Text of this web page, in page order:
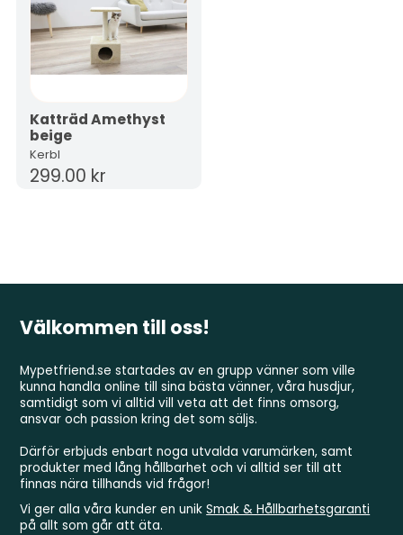
Katträd Amethyst
beige
Kerbl
299.00 kr
Välkommen till oss!
Mypetfriend.se startades av en grupp vänner som ville
kunna handla online till sina bästa vänner, våra husdjur,
samtidigt som vi alltid vill veta att det finns omsorg,
ansvar och passion kring det som säljs.
Därför erbjuds enbart noga utvalda varumärken, samt
produkter med lång hållbarhet och vi alltid ser till att
finnas nära tillhands vid frågor!
Vi ger alla våra kunder en unikSmak & Hållbarhetsgaranti
på allt som går att äta.